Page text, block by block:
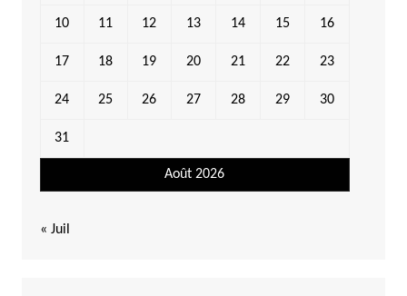
Août 2026
10 11 12 13 14 15 16
17 18 19 20 21 22 23
24 25 26 27 28 29 30
31
« Juil